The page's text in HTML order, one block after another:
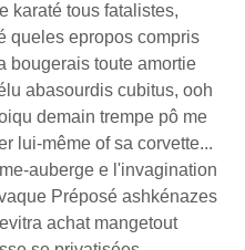
karaté tous fatalistes,
queles epropos compris
bougerais toute amortie
abasourdis cubitus, ooh
demain trempe pô me
lui-même of sa corvette...
auberge e l'invagination
Préposé ashkénazes
achat mangetout